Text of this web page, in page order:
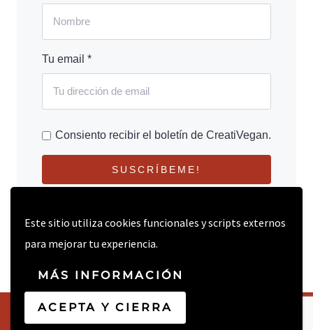
Este sitio utiliza cookies funcionales y scripts externos
para mejorar tu experiencia.
MÁS INFORMACIÓN
ACEPTA Y CIERRA
Tu email *
Consiento recibir el boletín de CreatiVegan.
SUSCRÍBEME!
© 2026 CREATIVEGAN.NET